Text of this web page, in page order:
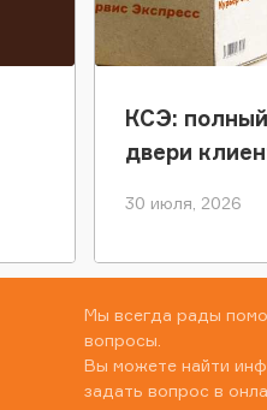
КСЭ:
двери
30 июля, 2026
Мы всегда рады
вопросы.
Вы можете найти
задать вопрос в